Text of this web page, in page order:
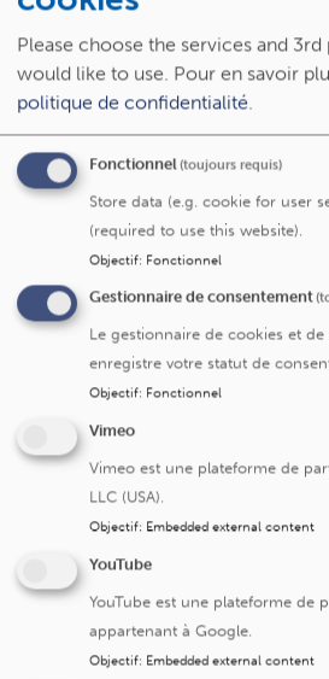
Liens & bibliographie
Contacts
Définition
Dans le cadre de ses missions au
l’UCLouvain, le comité d’éthique
accessible à tous
membre du personnel de ses deux
Objectif
L’objectif de ces réunions est d’
décision et / ou à soutenir une
difficulté d’ordre éthique
Description
En pratique, à la demande du
des CUSL/UCLouvain, le comité
discussion permettant à chacun de
Please choose the services and
would like to use. Pour en savoir
politique de confidentialité.
Fonctionnel(toujours requis)
Store data (e.g. cookie for user
(required to use this website).
Objectif: Fonctionnel
Gestionnaire de consentement
Le gestionnaire de cookies et
enregistre votre statut de
Objectif: Fonctionnel
Vimeo
Vimeo est une plateforme de
LLC (USA).
Objectif: Embedded external content
YouTube
YouTube est une plateforme de
appartenant à Google.
Objectif: Embedded external content